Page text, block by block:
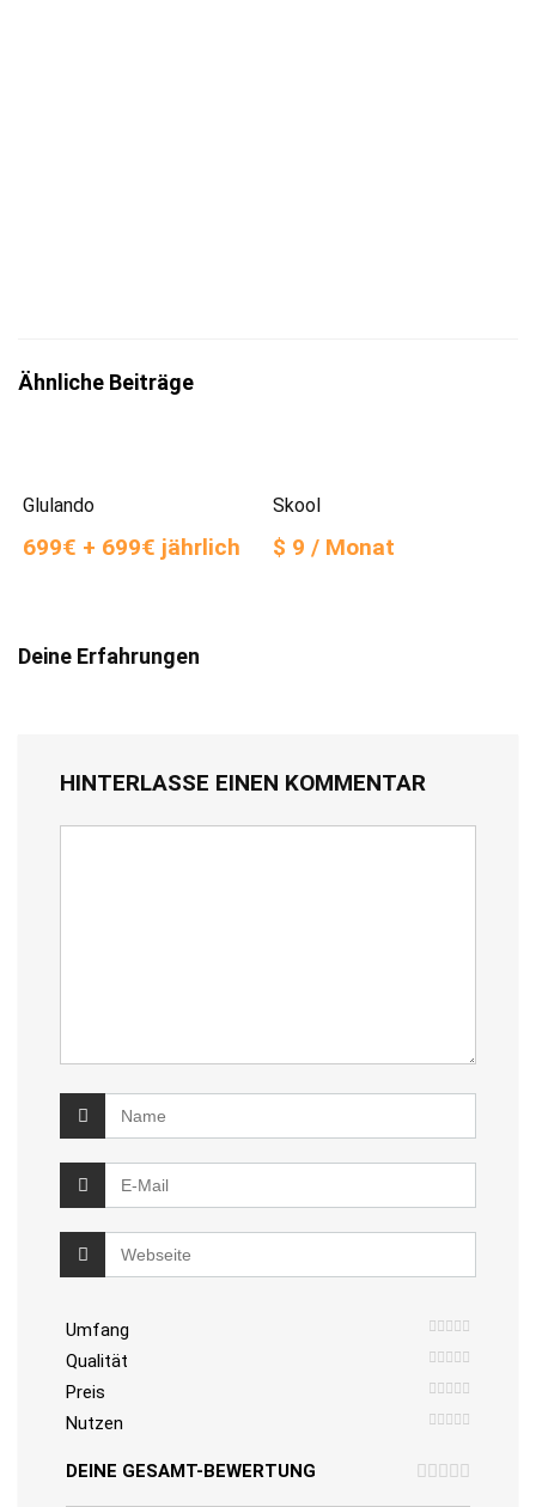
Ähnliche Beiträge
Glulando
699€ + 699€ jährlich
Skool
$ 9 / Monat
Deine Erfahrungen
HINTERLASSE EINEN KOMMENTAR
Umfang
Qualität
Preis
Nutzen
DEINE GESAMT-BEWERTUNG